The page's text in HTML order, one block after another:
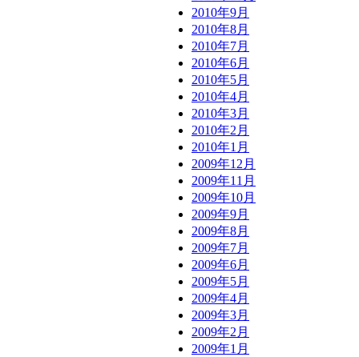
2010年9月
2010年8月
2010年7月
2010年6月
2010年5月
2010年4月
2010年3月
2010年2月
2010年1月
2009年12月
2009年11月
2009年10月
2009年9月
2009年8月
2009年7月
2009年6月
2009年5月
2009年4月
2009年3月
2009年2月
2009年1月